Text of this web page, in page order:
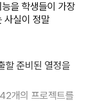
을 학생들이 가장
사실이 정말
할 준비된 열정을
개의 프로젝트를